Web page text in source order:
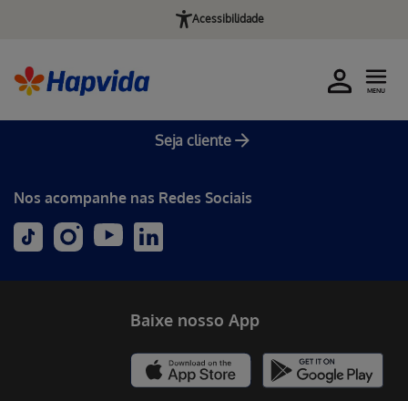
Acessibilidade
Seja cliente
MENU
Nos acompanhe nas Redes Sociais
Baixe nosso App